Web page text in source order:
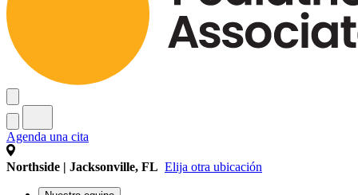
Agenda una cita
Northside | Jacksonville, FL Elija otra ubicación